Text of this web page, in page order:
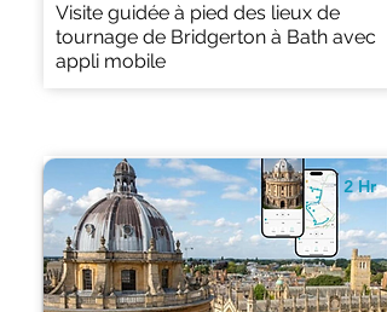
Visite guidée à pied des lieux de
tournage de Bridgerton à Bath avec
appli mobile
2 Hr